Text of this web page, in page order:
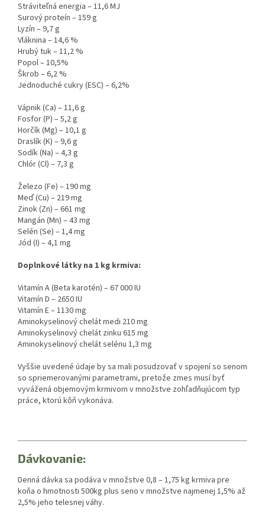
Stráviteľná energia – 11,6 MJ
Surový proteín – 159 g
Lyzín – 9,7 g
Vláknina – 14,6 %
Hrubý tuk – 11,2 %
Popol – 10,5%
Škrob – 6,2 %
Jednoduché cukry (ESC) – 6,2%
Vápnik (Ca) – 11,6 g
Fosfor (P) – 5,2 g
Horčík (Mg) – 10,1 g
Draslík (K) – 9,6 g
Sodík (Na) – 4,3 g
Chlór (Cl) – 7,3 g
Železo (Fe) – 190 mg
Meď (Cu) – 219 mg
Zinok (Zn) – 661 mg
Mangán (Mn) – 43 mg
Selén (Se) – 1,4 mg
Jód (I) – 4,1 mg
Doplnkové látky na 1 kg krmiva:
Vitamín A (Beta karotén) – 67 000 IU
Vitamín D – 2650 IU
Vitamín E – 1130 mg
Aminokyselinový chelát medi 210 mg
Aminokyselinový chelát zinku 615 mg
Aminokyselinový chelát selénu 1,3 mg
Vyššie uvedené údaje by sa mali posudzovať v spojení so senom
so spriemerovanými parametrami, pretože zmes musí byť
vyvážená objemovým krmivom v množstve zohľadňujúcom typ
práce, ktorú kôň vykonáva.
Dávkovanie:
Denná dávka sa podáva v množstve 0,8 – 1,75 kg krmiva pre
koňa o hmotnosti 500kg plus seno v množstve najmenej 1,5% až
2,5% jeho telesnej váhy.